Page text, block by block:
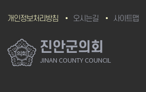
개인정보처리방침 오시는길 사이트맵
진안군의회
JINAN COUNTY COUNCIL